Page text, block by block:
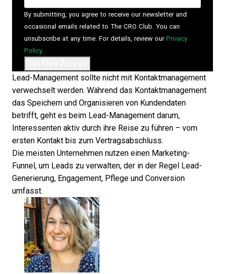
By submitting, you agree to receive our newsletter and
occasional emails related to The CRO Club. You can
unsubscribe at any time. For details, review our Privacy
Policy.
Lead-Management sollte nicht mit Kontaktmanagement
verwechselt werden. Während das Kontaktmanagement
das Speichern und Organisieren von Kundendaten
betrifft, geht es beim Lead-Management darum,
Interessenten aktiv durch ihre Reise zu führen – vom
ersten Kontakt bis zum Vertragsabschluss.
Die meisten Unternehmen nutzen einen Marketing-
Funnel, um Leads zu verwalten, der in der Regel Lead-
Generierung, Engagement, Pflege und Conversion
umfasst.